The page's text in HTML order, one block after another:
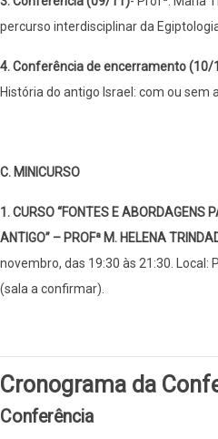
percurso interdisciplinar da
4. Conferência de encerramento (10/
História do antigo Israel: com ou sem
C. MINICURSO
1. CURSO “FONTES E ABORDAGENS
ANTIGO” – PROFª M. HELENA
novembro, das 19:30 às 21:30. Local:
(sala a confirmar).
Cronograma da
Conferência